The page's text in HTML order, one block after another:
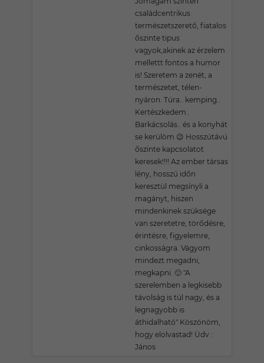
családcentrikus
természetszerető, fiatalos
őszinte tipus
vagyok,akinek az érzelem
mellettt fontos a humor
is! Szeretem a zenét, a
természetet, télen-
nyáron. Túra.. kemping..
Kertészkedem..
Barkácsolás.. és a konyhát
se kerülöm 😉 Hosszútávú
őszinte kapcsolatot
keresek!!!! Az ember társas
lény, hosszú időn
keresztül megsínyli a
magányt, hiszen
mindenkinek szüksége
van szeretetre, törődésre,
érintésre, figyelemre,
cinkosságra. Vágyom
mindezt megadni,
megkapni. 🙂 "A
szerelemben a legkisebb
távolság is túl nagy, és a
legnagyobb is
áthidalható" Köszönöm,
hogy elolvastad! Üdv :
János